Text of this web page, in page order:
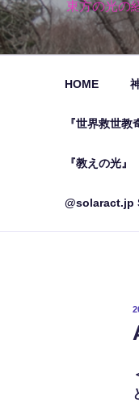
東方の光の
HOME
『世界救世教
『教えの光』
@solaract.jp